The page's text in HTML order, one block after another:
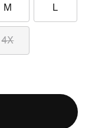
M L
4X